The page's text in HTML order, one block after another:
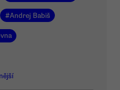
#Andrej Babiš